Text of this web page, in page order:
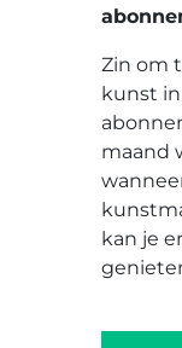
Zin om
kunst
maand
kan je